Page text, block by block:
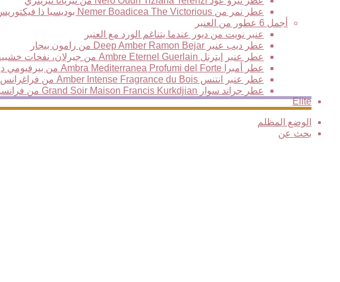
عطر نمر من Nemer Boadicea The Victorious بوديسيا ذا فيكتوريس العود النمري الأكثر فخامة وتألقا
أجمل 6 عطور من العنبر
عنبر نويت من ديور عندما يتناغم الورد مع العنبر
عطر ديب عنبر Deep Amber Ramon Bejar من رامون بيجار
عطر عنبر إيترنل Ambre Eternel Guerlain من جيرلان، نفحات خشبية فاخرة تمتزج مع سحر المكونات الشرقية
عطر أمبرا Ambra Mediterranea Profumi del Forte من بيرفيومي ديل فورتي
عطر عنبر انتنس Amber Intense Fragrance du Bois من فراغرانس دو بوا
عطر جراند سوار Grand Soir Maison Francis Kurkdjian من فرانسيس كركدجيان
Elite
الوضع المظلم
بحث عن